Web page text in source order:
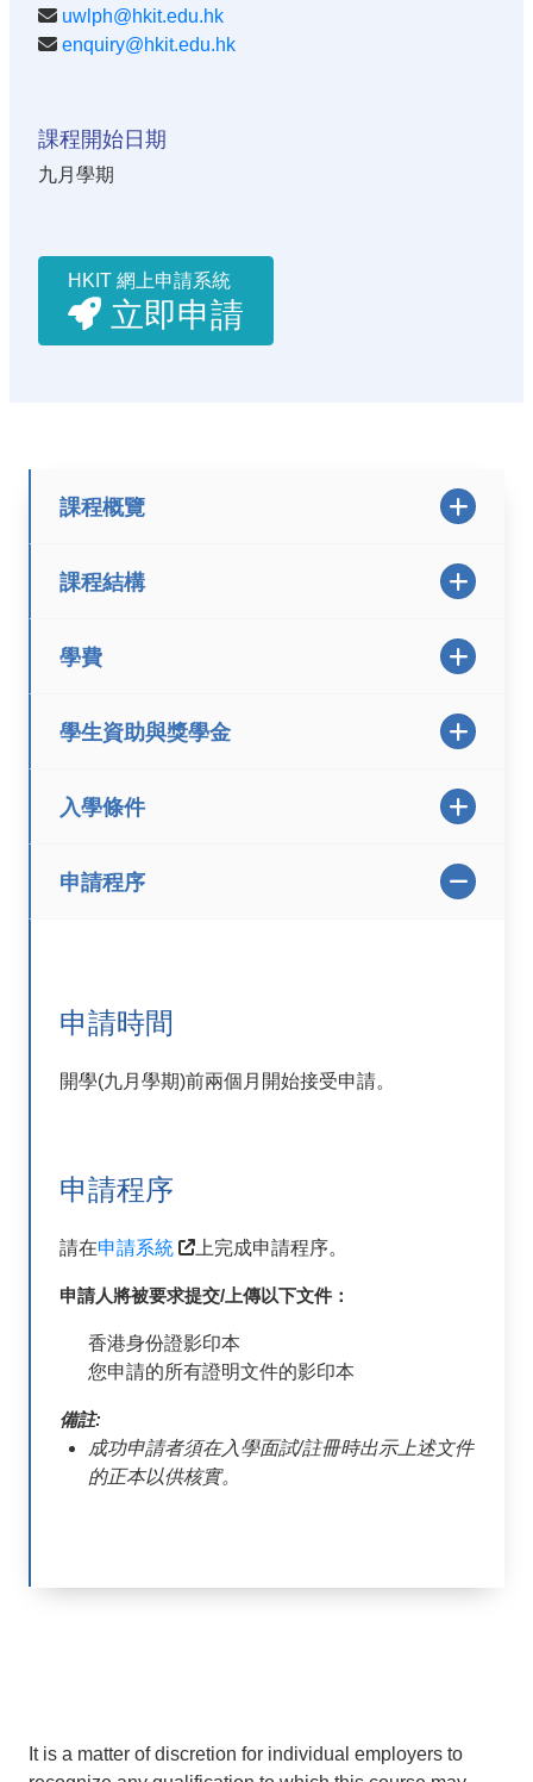
uwlph@hkit.edu.hk
enquiry@hkit.edu.hk
課程開始日期
九月學期
HKIT 網上申請系統
立即申請
課程概覽
課程結構
學費
學生資助與獎學金
入學條件
申請程序
申請時間
開學(九月學期)前兩個月開始接受申請。
申請程序
請在申請系統 上完成申請程序。
申請人將被要求提交/上傳以下文件：
香港身份證影印本
您申請的所有證明文件的影印本
備註:
成功申請者須在入學面試/註冊時出示上述文件
的正本以供核實。
It is a matter of discretion for individual employers to